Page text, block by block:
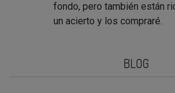
fondo, pero también están
un acierto y los compraré.
BLOG